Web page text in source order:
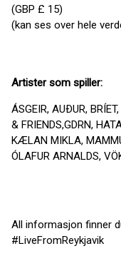
(GBP £ 15)
(kan ses over hele
Artister som spiller:
ÁSGEIR, AUÐUR,
& FRIENDS,GDRN,
KÆLAN MIKLA,
ÓLAFUR ARNALDS,
All informasjon finner
#LiveFromReykjavik